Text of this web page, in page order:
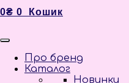
0₴ 0 Кошик
Про бренд
Каталог
Новинки